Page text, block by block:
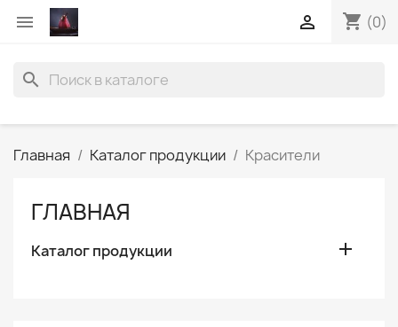
 shopping_cart (0)

search
Главная Каталог продукции Красители
ГЛАВНАЯ
Каталог продукции 